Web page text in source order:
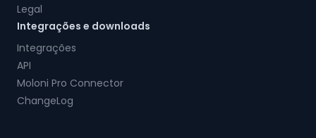
Legal
Integrações e downloads
Integrações
API
Moloni Pro Connector
ChangeLog